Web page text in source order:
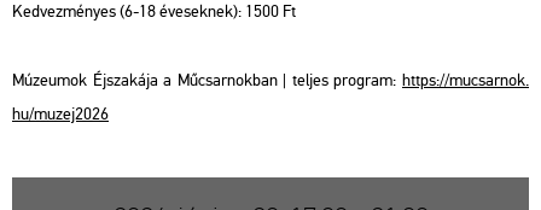
Ked­vez­mé­nyes (6-18 éve­sek­nek): 1500 Ft
Mú­ze­u­mok Éj­sza­ká­ja a Mű­csar­nok­ban | tel­jes prog­ram: https://​mu­csar­nok.​
hu/​mu­zej2026